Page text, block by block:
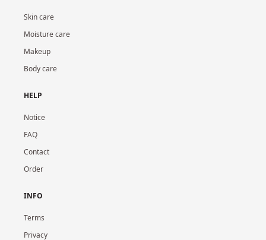
Skin care
Moisture care
Makeup
Body care
HELP
Notice
FAQ
Contact
Order
INFO
Terms
Privacy